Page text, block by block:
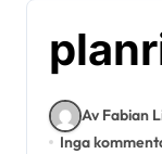
Av Fabian
Inga